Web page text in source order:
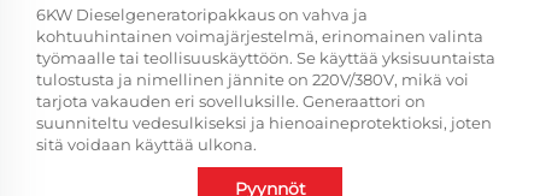
6KW Dieselgeneratoripakkaus on vahva ja
kohtuuhintainen voimajärjestelmä, erinomainen valinta
työmaalle tai teollisuuskäyttöön. Se käyttää yksisuuntaista
tulostusta ja nimellinen jännite on 220V/380V, mikä voi
tarjota vakauden eri sovelluksille. Generaattori on
suunniteltu vedesulkiseksi ja hienoaineprotektioksi, joten
sitä voidaan käyttää ulkona.
Pyynnöt